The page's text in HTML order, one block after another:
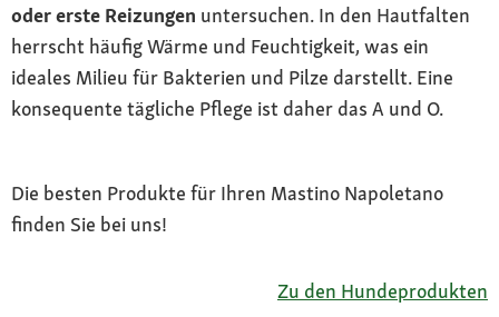
oder erste Reizungen untersuchen. In den Hautfalten
herrscht häufig Wärme und Feuchtigkeit, was ein
ideales Milieu für Bakterien und Pilze darstellt. Eine
konsequente tägliche Pflege ist daher das A und O.
Die besten Produkte für Ihren Mastino Napoletano
finden Sie bei uns!
Zu den Hundeprodukten